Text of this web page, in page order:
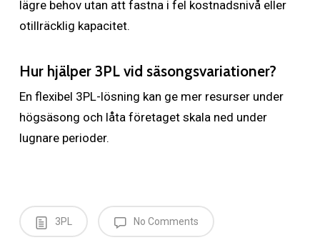
lägre behov utan att fastna i fel kostnadsnivå eller
otillräcklig kapacitet.
Hur hjälper 3PL vid säsongsvariationer?
En flexibel 3PL-lösning kan ge mer resurser under
högsäsong och låta företaget skala ned under
lugnare perioder.
3PL No Comments